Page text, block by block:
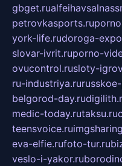
gbget.ru
petrovkasports.ru
york-life.rudoroga-
slovar-ivrit.ruporno-
ovucontrol.rusloty-
ru-industriya.ru
belgorod-day.ru
medic-today.rutaksu.ru
teensvoice.ru
eva-elfie.rufoto-tur.ru
veslo-i-yakor.ru